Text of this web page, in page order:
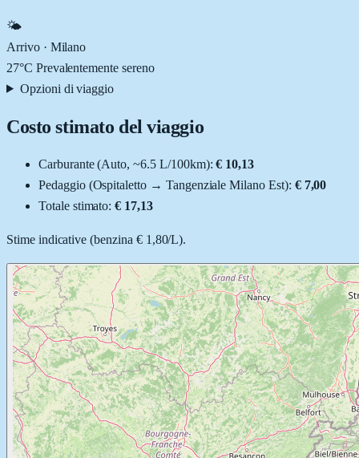
🌤️
Arrivo · Milano
27°C Prevalentemente sereno
Opzioni di viaggio
Costo stimato del viaggio
Carburante (Auto, ~6.5 L/100km): € 10,13
Pedaggio (Ospitaletto → Tangenziale Milano Est): € 7,00
Totale stimato:€ 17,13
Stime indicative (benzina € 1,80/L).